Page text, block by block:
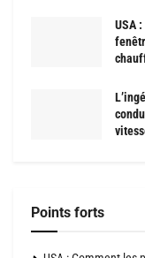
USA
Points forts